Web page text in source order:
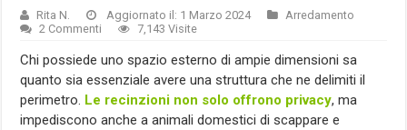
Rita N. Aggiornato il: 1 Marzo 2024
Arredamento
2 Commenti
7,143 Visite
Chi possiede uno spazio esterno di ampie dimensioni sa
quanto sia essenziale avere una struttura che ne delimiti il
perimetro. Le recinzioni non solo offrono privacy, ma
impediscono anche a animali domestici di scappare e